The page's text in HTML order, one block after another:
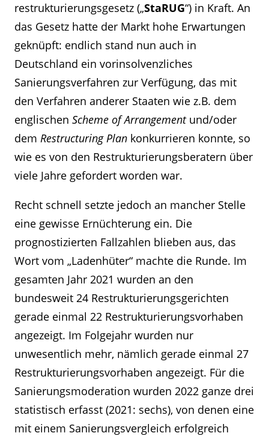
restrukturierungsgesetz („StaRUG“) in Kraft. An
das Gesetz hatte der Markt hohe Erwartungen
geknüpft: endlich stand nun auch in
Deutschland ein vorinsolvenzliches
Sanierungsverfahren zur Verfügung, das mit
den Verfahren anderer Staaten wie z.B. dem
englischen Scheme of Arrangementund/oder
dem Restructuring Plan konkurrieren konnte, so
wie es von den Restrukturierungsberatern über
viele Jahre gefordert worden war.
Recht schnell setzte jedoch an mancher Stelle
eine gewisse Ernüchterung ein. Die
prognostizierten Fallzahlen blieben aus, das
Wort vom „Ladenhüter“ machte die Runde. Im
gesamten Jahr 2021 wurden an den
bundesweit 24 Restrukturierungsgerichten
gerade einmal 22 Restrukturierungsvorhaben
angezeigt. Im Folgejahr wurden nur
unwesentlich mehr, nämlich gerade einmal 27
Restrukturierungsvorhaben angezeigt. Für die
Sanierungsmoderation wurden 2022 ganze drei
statistisch erfasst (2021: sechs), von denen eine
mit einem Sanierungsvergleich erfolgreich